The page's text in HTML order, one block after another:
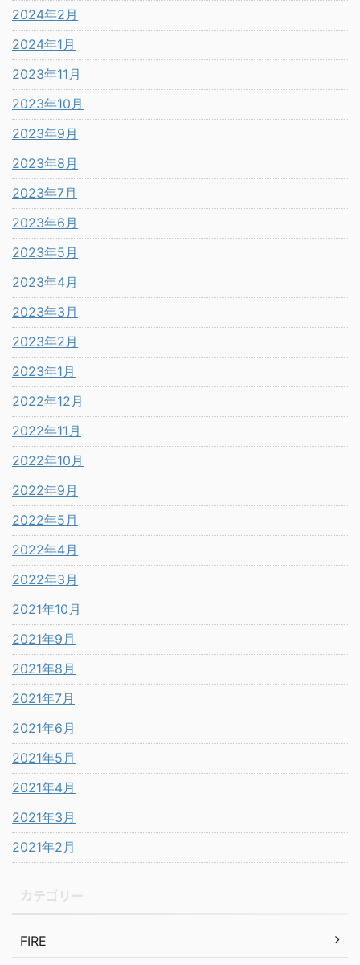
2024年2月
2024年1月
2023年11月
2023年10月
2023年9月
2023年8月
2023年7月
2023年6月
2023年5月
2023年4月
2023年3月
2023年2月
2023年1月
2022年12月
2022年11月
2022年10月
2022年9月
2022年5月
2022年4月
2022年3月
2021年10月
2021年9月
2021年8月
2021年7月
2021年6月
2021年5月
2021年4月
2021年3月
2021年2月
FIRE